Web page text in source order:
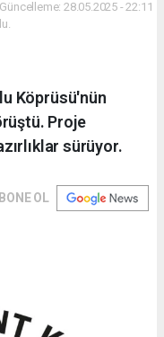
28.05.2025 - 22:11
Köprüsü'nün
Proje
sürüyor.
OL